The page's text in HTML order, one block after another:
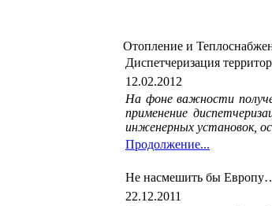
Отопление и
Диспетчеризация
12.02.2012
На фоне важности
применение
инженерных установок,
Продолжение...
Не насмешить бы
22.12.2011